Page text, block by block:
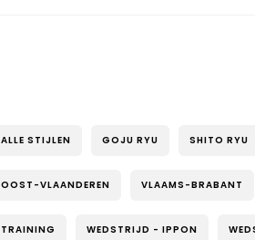
ALLE STIJLEN GOJU RYU SHITO RYU
OOST-VLAANDEREN VLAAMS-BRABANT
TRAINING WEDSTRIJD - IPPON